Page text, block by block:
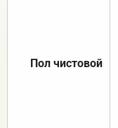
Пол чистовой